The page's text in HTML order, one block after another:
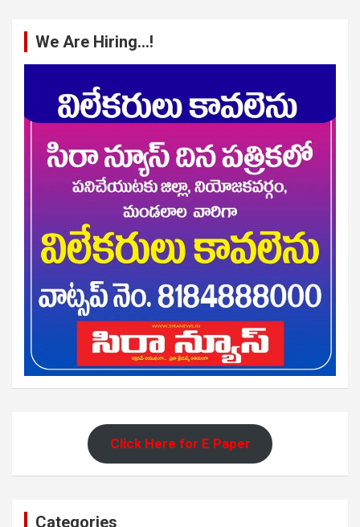
We Are Hiring…!
Click Here for E Paper
Categories